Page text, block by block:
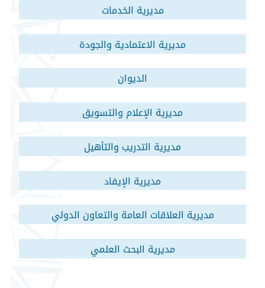
مديرية الخدمات
مديرية الاعتمادية والجودة
الديوان
مديرية الإعلام والتسويق
مديرية التدريب والتأهيل
مديرية الإيفاد
مديرية العلاقات العامة والتعاون الدولي
مديرية البحث العلمي